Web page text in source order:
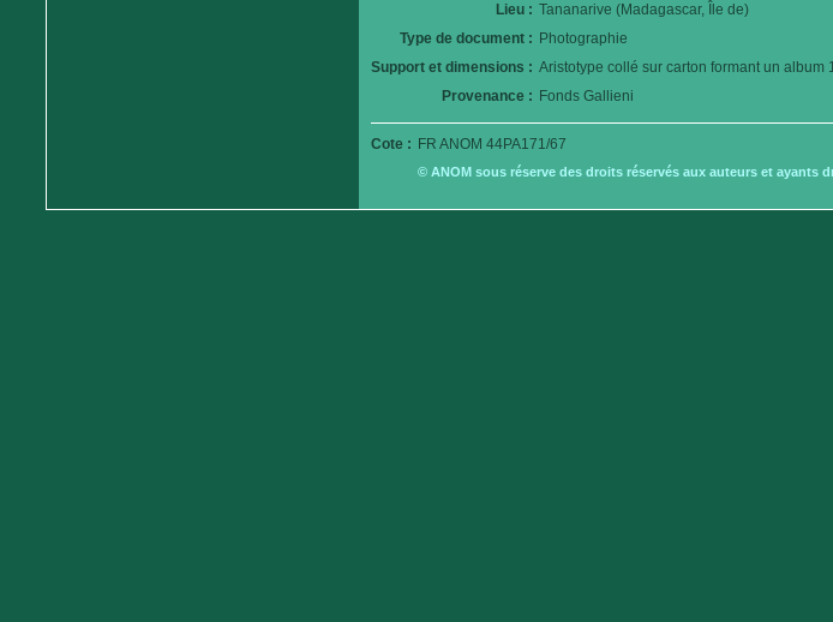
Lieu : Tananarive (Madagascar, Île de)
Type de document : Photographie
Support et dimensions : Aristotype collé sur carton formant un album
Provenance : Fonds Gallieni
Cote : FR ANOM 44PA171/67
© ANOM sous réserve des droits réservés aux auteurs et ayants